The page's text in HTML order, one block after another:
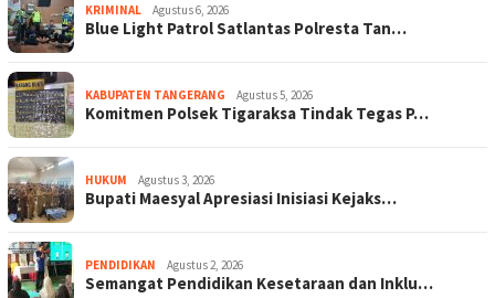
KRIMINAL Agustus 6, 2026
Blue Light Patrol Satlantas Polresta Tan…
KABUPATEN TANGERANG Agustus 5, 2026
Komitmen Polsek Tigaraksa Tindak Tegas P…
HUKUM Agustus 3, 2026
Bupati Maesyal Apresiasi Inisiasi Kejaks…
PENDIDIKAN Agustus 2, 2026
Semangat Pendidikan Kesetaraan dan Inklu…